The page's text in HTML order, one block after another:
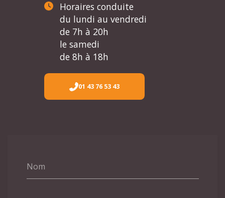
Nom
Horaires conduite
du lundi au vendredi
de 7h à 20h
le samedi
de 8h à 18h
01 43 76 53 43